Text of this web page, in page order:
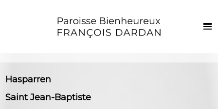
Hasparren
Saint Jean-Baptiste